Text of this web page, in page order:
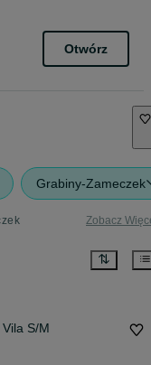
Otwórz
Grabiny-Zameczek
Zobacz
S/M